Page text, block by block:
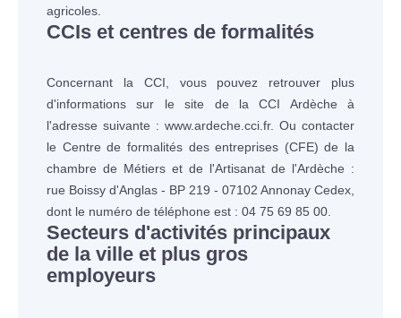
agricoles.
CCIs et centres de formalités
Concernant la CCI, vous pouvez retrouver plus
d'informations sur le site de la CCI Ardèche à
l'adresse suivante : www.ardeche.cci.fr. Ou contacter
le Centre de formalités des entreprises (CFE) de la
chambre de Métiers et de l'Artisanat de l'Ardèche :
rue Boissy d'Anglas - BP 219 - 07102 Annonay Cedex,
dont le numéro de téléphone est : 04 75 69 85 00.
Secteurs d'activités principaux
de la ville et plus gros
employeurs